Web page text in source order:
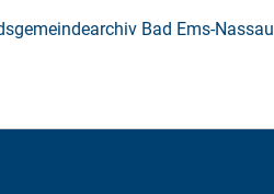
Bad Ems-Nassau